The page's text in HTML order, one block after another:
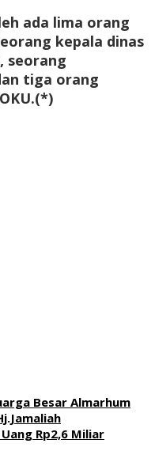
ada lima orang
kepala dinas
seorang
tiga orang
(*)
Besar Almarhum
Rp2,6 Miliar